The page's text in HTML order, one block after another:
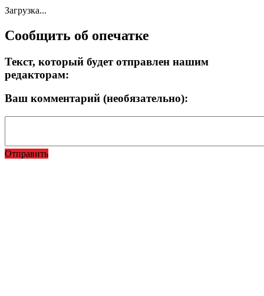
Загрузка...
Сообщить об опечатке
Текст, который будет отправлен нашим
редакторам:
Ваш комментарий (необязательно):
Отправить